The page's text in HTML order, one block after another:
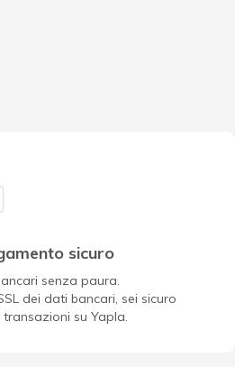
sicuro
senza paura.
dei dati bancari, sei sicuro
su Yapla.